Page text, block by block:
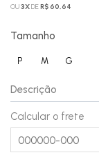
OU3XDER$ 60,64
Tamanho
P M G
Descrição
Calcular o frete